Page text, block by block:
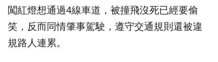
闖紅燈想通過4線車道，被撞飛沒死已經要偷
笑，反而同情肇事駕駛，遵守交通規則還被違
規路人連累。